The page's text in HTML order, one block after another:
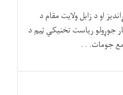
او د زابل ولایت مقام د
جوړولو ریاست تخنیکي ټیم د
جومات. . .